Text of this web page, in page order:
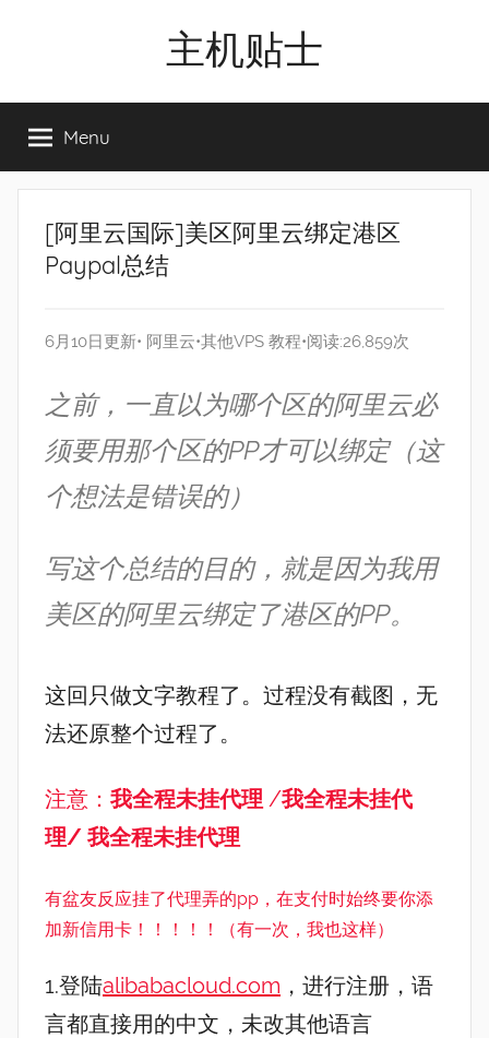
主机贴士
工|BandwagonHost
VPS|Vps|
主
Menu
[阿里云国际]美区阿里云绑定港区
Paypal总结
6月10日更新• 阿里云•其他VPS 教程•阅读:26,859次
之前，一直以为哪个区的阿里云必
须要用那个区的PP才可以绑定（这
个想法是错误的）
写这个总结的目的，就是因为我用
美区的阿里云绑定了港区的PP。
这回只做文字教程了。过程没有截图，无
法还原整个过程了。
注意： 我全程未挂代理 /我全程未挂代
理/ 我全程未挂代理
有盆友反应挂了代理弄的pp，在支付时始终要你添
加新信用卡！！！！！（有一次，我也这样）
1.登陆alibabacloud.com ，进行注册，语
言都直接用的中文，未改其他语言